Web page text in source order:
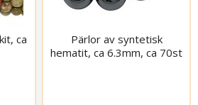
ca
Pärlor av syntetisk
hematit, ca 6.3mm, ca 70st